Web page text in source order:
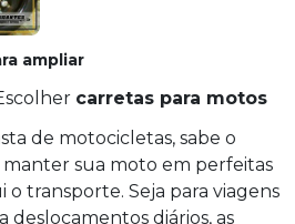
ampliar
carretas para motos
de motocicletas, sabe o
sua moto em perfeitas
o transporte. Seja para viagens
deslocamentos diários, as